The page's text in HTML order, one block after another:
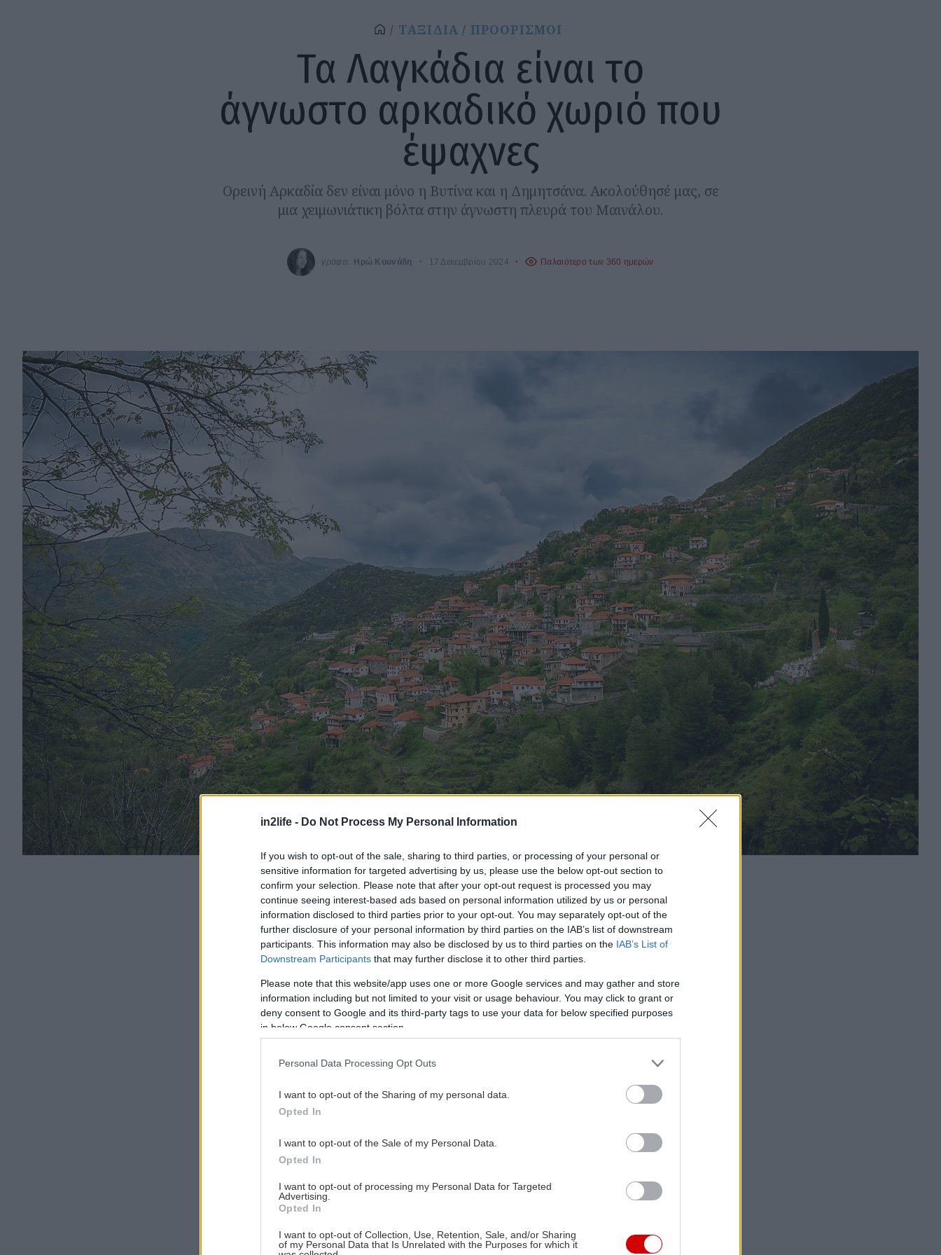
in2life - Do Not Process My Personal Information
If you wish to opt-out of the sale, sharing to third parties, or processing of your personal or
sensitive information for targeted advertising by us, please use the below opt-out section to
confirm your selection. Please note that after your opt-out request is processed you may
continue seeing interest-based ads based on personal information utilized by us or personal
information disclosed to third parties prior to your opt-out. You may separately opt-out of the
further disclosure of your personal information by third parties on the IAB’s list of downstream
participants. This information may also be disclosed by us to third parties on the IAB’s List of
Downstream Participants that may further disclose it to other third parties.
Please note that this website/app uses one or more Google services and may gather and store
information including but not limited to your visit or usage behaviour. You may click to grant or
deny consent to Google and its third-party tags to use your data for below specified purposes
in below Google consent section.
Personal Data Processing Opt Outs
I want to opt-out of the Sharing of my personal data.
Opted In
I want to opt-out of the Sale of my Personal Data.
Opted In
I want to opt-out of processing my Personal Data for Targeted
Advertising.
Opted In
I want to opt-out of Collection, Use, Retention, Sale, and/or Sharing
of my Personal Data that Is Unrelated with the Purposes for which it
ΤΑΞΙΔΙΑ ΠΡΟΟΡΙΣΜΟΙ
Τα Λαγκάδια είναι το
άγνωστο αρκαδικό χωριό που
έψαχνες
Ορεινή Αρκαδία δεν είναι μόνο η Βυτίνα και η Δημητσάνα. Ακολούθησέ μας, σε
μια χειμωνιάτικη βόλτα στην άγνωστη πλευρά του Μαινάλου.
γράφει: Ηρώ Κουνάδη 17 Δεκεμβρίου 2024 Παλαιότερο των 360 ημερών